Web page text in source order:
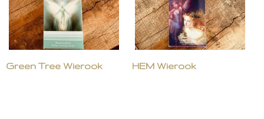
Green Tree Wierook HEM Wierook